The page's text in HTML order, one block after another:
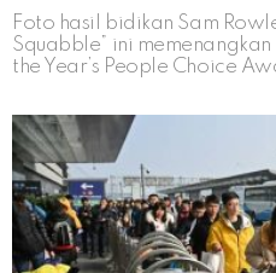
Foto hasil bidikan Sam
Squabble” ini
the Year’s People Choice